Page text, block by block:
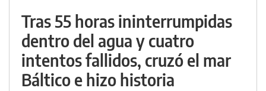
Tras 55 horas ininterrumpidas
dentro del agua y cuatro
intentos fallidos, cruzó el mar
Báltico e hizo historia